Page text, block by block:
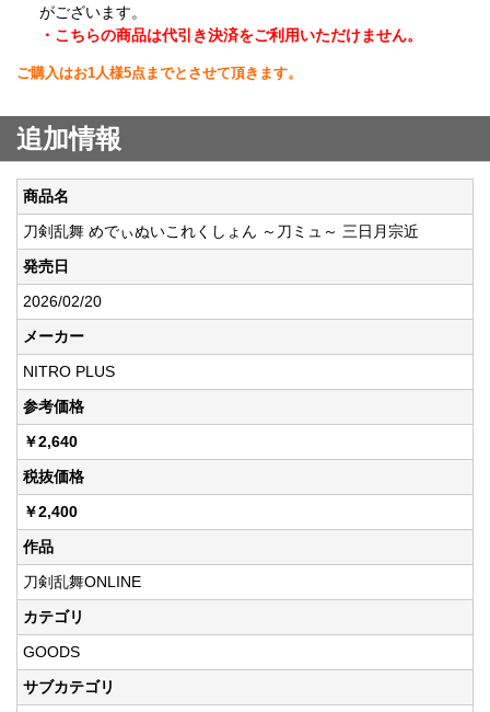
がございます。
・こちらの商品は代引き決済をご利用いただけません。
ご購入はお1人様5点までとさせて頂きます。
追加情報
商品名
刀剣乱舞 めでぃぬいこれくしょん ～刀ミュ～ 三日月宗近
発売日
2026/02/20
メーカー
NITRO PLUS
参考価格
￥2,640
税抜価格
￥2,400
作品
刀剣乱舞ONLINE
カテゴリ
GOODS
サブカテゴリ